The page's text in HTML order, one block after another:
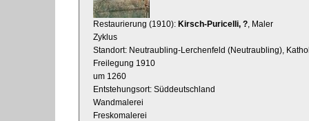
Restaurierung (1910): Kirsch-Puricelli, ? , Maler
Zyklus
Standort: Neutraubling-Lerchenfeld (Neutraubling),
Freilegung 1910
um 1260
Entstehungsort: Süddeutschland
Wandmalerei
Freskomalerei